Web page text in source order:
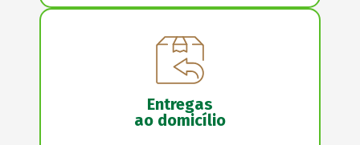
Entregas
ao domicílio